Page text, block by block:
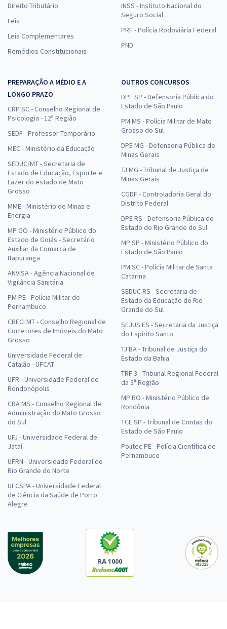
Direito Tributário
Leis
Leis Complementares
Remédios Constitucionais
INSS - Instituto Nacional do
Seguro Social
PRF - Polícia Rodoviária Federal
PND
PREPARAÇÃO A MÉDIO E A
LONGO PRAZO
CRP SC - Conselho Regional de
Psicologia - 12ª Região
SEDF - Professor Temporário
MEC - Ministério da Educação
SEDUC/MT - Secretaria de
Estado de Educação, Esporte e
Lazer do estado de Mato
Grosso
MME - Ministério de Minas e
Energia
MP GO - Ministério Público do
Estado de Goiás - Secretário
Auxiliar da Comarca de
Itapuranga
ANVISA - Agência Nacional de
Vigilância Sanitária
PM PE - Polícia Militar de
Pernambuco
CRECI MT - Conselho Regional de
Corretores de Imóveis do Mato
Grosso
Universidade Federal de
Catalão - UFCAT
UFR - Universidade Federal de
Rondonópolis
CRA MS - Conselho Regional de
Administração do Mato Grosso
do Sul
UFJ - Universidade Federal de
Jataí
UFRN - Universidade Federal do
Rio Grande do Norte
UFCSPA - Universidade Federal
de Ciência da Saúde de Porto
Alegre
OUTROS CONCURSOS
DPE SP - Defensoria Pública do
Estado de São Paulo
PM MS - Polícia Militar de Mato
Grosso do Sul
DPE MG - Defensoria Pública de
Minas Gerais
TJ MG - Tribunal de Justiça de
Minas Gerais
CGDF - Controladoria Geral do
Distrito Federal
DPE RS - Defensoria Pública do
Estado do Rio Grande do Sul
MP SP - Ministério Público do
Estado de São Paulo
PM SC - Polícia Militar de Santa
Catarina
SEDUC RS - Secretaria de
Estado da Educação do Rio
Grande do Sul
SEJUS ES - Secretaria da Justiça
do Espírito Santo
TJ BA - Tribunal de Justiça do
Estado da Bahia
TRF 3 - Tribunal Regional Federal
da 3ª Região
MP RO - Ministério Público de
Rondônia
TCE SP - Tribunal de Contas do
Estado de São Paulo
Politec PE - Polícia Científica de
Pernambuco
RA 1000